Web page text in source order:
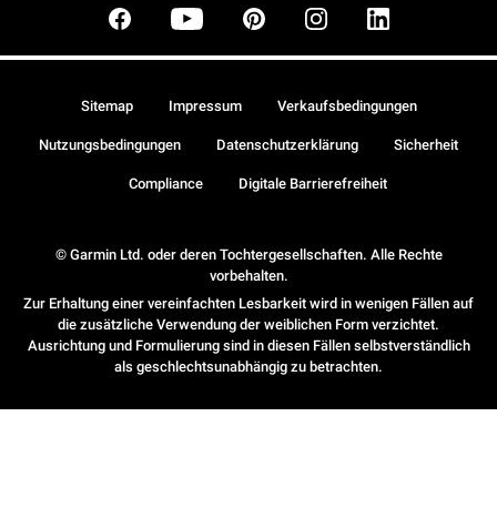
© Garmin Ltd. oder deren Tochtergesellschaften. Alle Rechte
vorbehalten.
Zur Erhaltung einer vereinfachten Lesbarkeit wird in wenigen Fällen auf
die zusätzliche Verwendung der weiblichen Form verzichtet.
Ausrichtung und Formulierung sind in diesen Fällen selbstverständlich
als geschlechtsunabhängig zu betrachten.
Sitemap Impressum Verkaufsbedingungen
Nutzungsbedingungen Datenschutzerklärung Sicherheit
Compliance Digitale Barrierefreiheit